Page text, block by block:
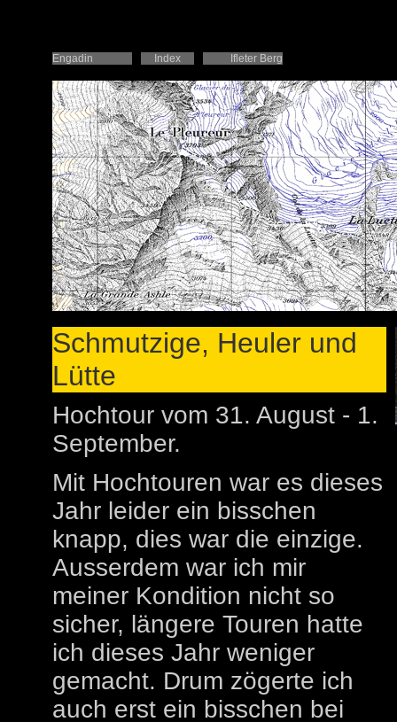
Engadin Index Ifleter Berg
Schmutzige, Heuler und
Lütte
Hochtour vom 31. August - 1.
September.
Mit Hochtouren war es dieses
Jahr leider ein bisschen
knapp, dies war die einzige.
Ausserdem war ich mir
meiner Kondition nicht so
sicher, längere Touren hatte
ich dieses Jahr weniger
gemacht. Drum zögerte ich
auch erst ein bisschen bei